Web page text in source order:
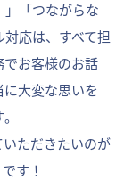
「つながらな
応は、すべて担
でお客様のお話
大変な思いを
ただきたいのが
す！